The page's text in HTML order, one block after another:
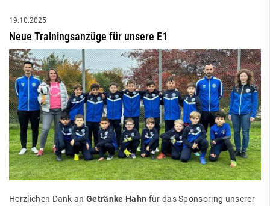
19.10.2025
Neue Trainingsanzüge für unsere E1
Herzlichen Dank anGetränke Hahn für das Sponsoring unserer